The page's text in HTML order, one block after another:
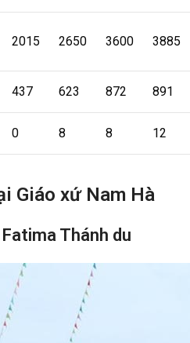
2015 2650 3600 3885
437 623 872 891
0 8 8 12
Giáo xứ Nam Hà
Thánh du